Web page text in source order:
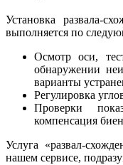
Установка развала-
выполняется по
Осмотр оси,
обнаружении
варианты
Регулировка
Проверки
компенсация
Услуга «развал-
нашем сервисе,